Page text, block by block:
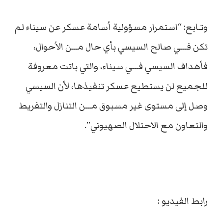
وتـابع: “استمرار مسؤولية أسامة عسكر عن سيناء لم
تكن فـــي صالح السيسي بأي حال مـــن الأحوال،
فأهداف السيسي فـــي سيناء، والتي باتت معروفة
للجميع لن يستطيع عسكر تنفيذها، لأن السيسي
وصل إلى مستوى غير مسبوق مـــن التنازل والتفريط
والتعاون مع الاحتلال الصهيوني”.
رابط الفيديو :